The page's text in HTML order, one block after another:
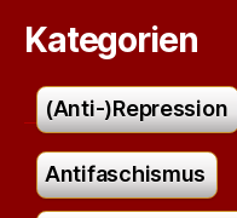
Kategorien
(Anti-)Repression
Antifaschismus